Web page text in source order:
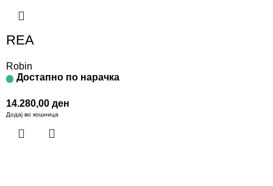
REA
Robin
Достапно по нарачка
14.280,00 ден
Додај во кошница